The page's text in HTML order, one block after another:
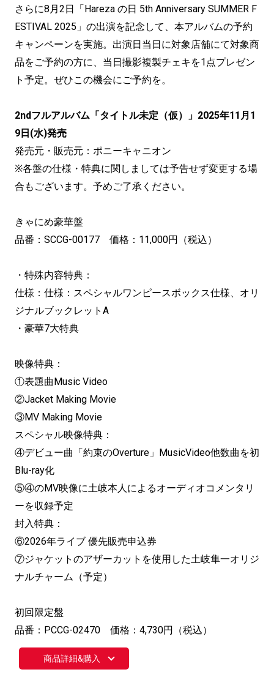
さらに8月2日「Hareza の日 5th Anniversary SUMMER F
ESTIVAL 2025」の出演を記念して、本アルバムの予約
キャンペーンを実施。出演日当日に対象店舗にて対象商
品をご予約の方に、当日撮影複製チェキを1点プレゼン
ト予定。ぜひこの機会にご予約を。
2ndフルアルバム「タイトル未定（仮）」2025年11月1
9日(水)発売
発売元・販売元：ポニーキャニオン
※各盤の仕様・特典に関しましては予告せず変更する場
合もございます。予めご了承ください。
きゃにめ豪華盤
品番：SCCG-00177 価格：11,000円（税込）
・特殊内容特典：
仕様：仕様：スペシャルワンピースボックス仕様、オリ
ジナルブックレットA
・豪華7大特典
映像特典：
①表題曲Music Video
②Jacket Making Movie
③MV Making Movie
スペシャル映像特典：
④デビュー曲「約束のOverture」MusicVideo他数曲を初
Blu-ray化
⑤④のMV映像に土岐本人によるオーディオコメンタリ
ーを収録予定
封入特典：
⑥2026年ライブ 優先販売申込券
⑦ジャケットのアザーカットを使用した土岐隼一オリジ
ナルチャーム（予定）
初回限定盤
品番：PCCG-02470 価格：4,730円（税込）
商品詳細&購入